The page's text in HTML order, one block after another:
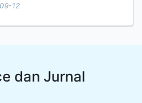
12
dan Jurnal